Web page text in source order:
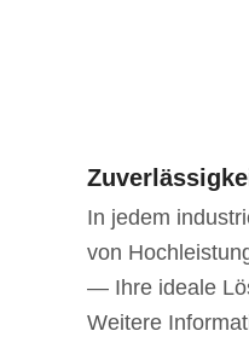
In jedem
von
— Ihre ideale
Weitere